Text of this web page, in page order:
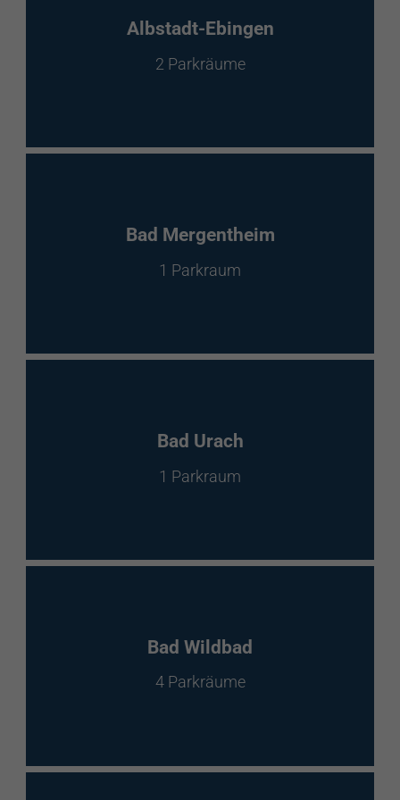
EnBW Mobility
Spontanladen
Albstadt-Ebingen
2 Parkräume
Bad Mergentheim
1 Parkraum
Bad Urach
1 Parkraum
Bad Wildbad
4 Parkräume